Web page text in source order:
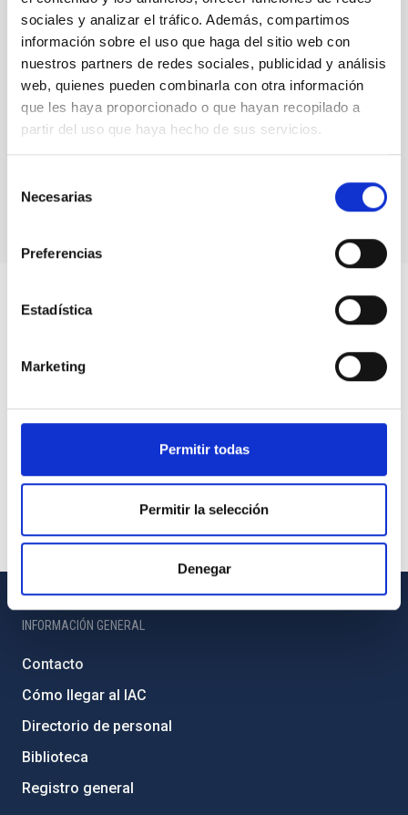
sociales y analizar el tráfico. Además, compartimos
información sobre el uso que haga del sitio web con
nuestros partners de redes sociales, publicidad y análisis
web, quienes pueden combinarla con otra información
que les haya proporcionado o que hayan recopilado a
partir del uso que haya hecho de sus servicios.
Necesarias
Preferencias
Estadística
Marketing
Permitir todas
Permitir la selección
Denegar
INFORMACIÓN GENERAL
Contacto
Cómo llegar al IAC
Directorio de personal
Biblioteca
Registro general